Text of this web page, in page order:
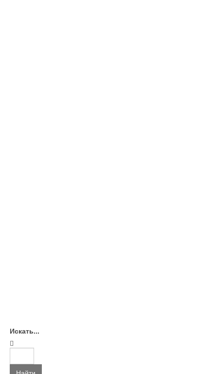
Искать...